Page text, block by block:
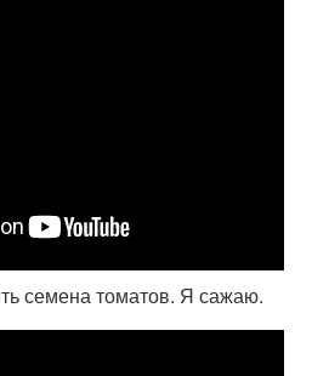
семена томатов. Я сажаю.